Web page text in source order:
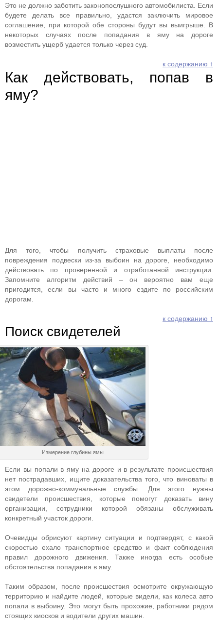
Это не должно заботить законопослушного автомобилиста. Если
будете делать все правильно, удастся заключить мировое
соглашение, при которой обе стороны будут вы выигрыше. В
некоторых случаях после попадания в яму на дороге
возместить ущерб удается только через суд.
к содержанию ↑
Как действовать, попав в
яму?
Для того, чтобы получить страховые выплаты после
повреждения подвески из-за выбоин на дороге, необходимо
действовать по проверенной и отработанной инструкции.
Запомните алгоритм действий – он вероятно вам еще
пригодится, если вы часто и много ездите по российским
дорогам.
к содержанию ↑
Поиск свидетелей
Измерение глубины ямы
Если вы попали в яму на дороге и в результате происшествия
нет пострадавших, ищите доказательства того, что виноваты в
этом дорожно-коммунальные службы. Для этого нужны
свидетели происшествия, которые помогут доказать вину
организации, сотрудники которой обязаны обслуживать
конкретный участок дороги.
Очевидцы обрисуют картину ситуации и подтвердят, с какой
скоростью ехало транспортное средство и факт соблюдения
правил дорожного движения. Также иногда есть особые
обстоятельства попадания в яму.
Таким образом, после происшествия осмотрите окружающую
территорию и найдите людей, которые видели, как колеса авто
попали в выбоину. Это могут быть прохожие, работники рядом
стоящих киосков и водители других машин.